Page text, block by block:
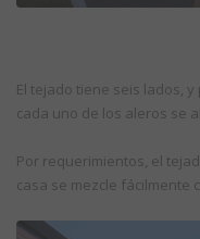
El tejado tiene seis lados,
cada uno de los aleros se
Por requerimientos, el
casa se mezcle fácilmente